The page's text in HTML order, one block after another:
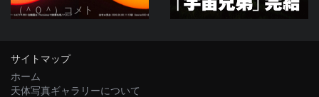
（＾０＾）コメト
サイトマップ
ホーム
天体写真ギャラリーについて